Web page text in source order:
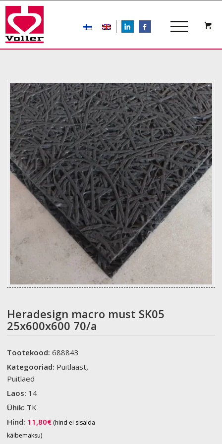
LIn
Heradesign macro must SK05
25x600x600 70/a
Tootekood:688843
Kategooriad: Puitlaast,
Puitlaed
Laos: 14
Ühik: TK
Hind: 11,80€ (hind ei sisalda
käibemaksu)